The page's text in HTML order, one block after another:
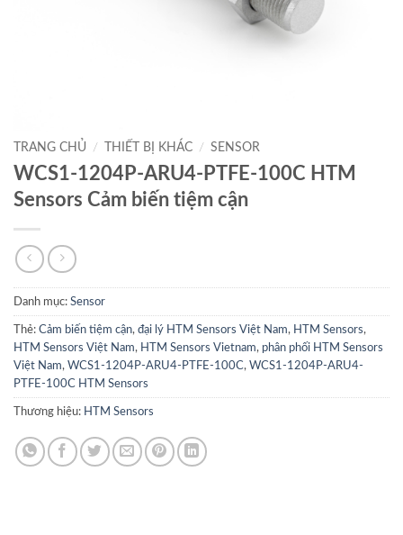
TRANG CHỦ / THIẾT BỊ KHÁC / SENSOR
WCS1-1204P-ARU4-PTFE-100C HTM
Sensors Cảm biến tiệm cận
Danh mục: Sensor
Thẻ: Cảm biến tiệm cận, đại lý HTM Sensors Việt Nam, HTM Sensors,
HTM Sensors Việt Nam, HTM Sensors Vietnam, phân phối HTM Sensors
Việt Nam, WCS1-1204P-ARU4-PTFE-100C, WCS1-1204P-ARU4-
PTFE-100C HTM Sensors
Thương hiệu: HTM Sensors